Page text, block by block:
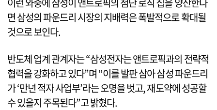
면 삼성의 파운드리 시장의 지배력은 폭발적으로 확대될
것으로 보인다.
반도체 업계 관계자는 “삼성전자는 앤트로픽과의 전략적
협력을 강화하고 있다”며 “이를 발판 삼아 삼성 파운드리
가 ‘만년 적자 사업부’라는 오명을 벗고, 재도약에 성공할
수 있을지 주목된다”고 밝혔다.